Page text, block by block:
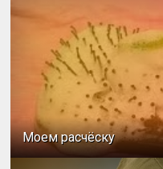
Моем расчёску